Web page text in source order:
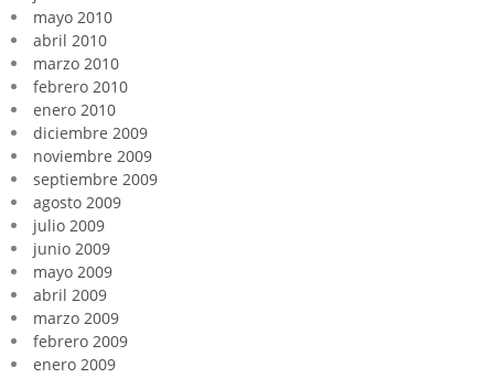
mayo 2010
abril 2010
marzo 2010
febrero 2010
enero 2010
diciembre 2009
noviembre 2009
septiembre 2009
agosto 2009
julio 2009
junio 2009
mayo 2009
abril 2009
marzo 2009
febrero 2009
enero 2009